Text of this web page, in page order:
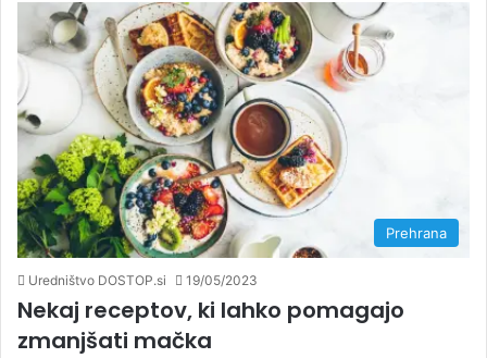
Prehrana
Uredništvo DOSTOP.si 19/05/2023
Nekaj receptov, ki lahko pomagajo
zmanjšati mačka